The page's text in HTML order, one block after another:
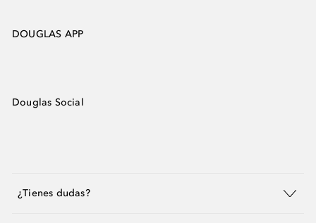
DOUGLAS APP
Douglas Social
¿Tienes dudas?